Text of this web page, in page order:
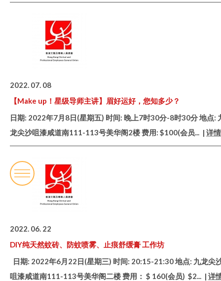
2022. 07. 08
【Make up！星级导师主讲】眉好运好，您知多少？
日期: 2022年7月8日(星期五) 时间: 晚上7时30分-8时30分 地点:
龙尖沙咀漆咸道南111-113号美华阁2楼 费用: $100(会员... | 详情
2022. 06. 22
DIY纯天然蚊砖、防蚊喷雾、止痕舒缓膏 工作坊
日期: 2022年6月22日(星期三) 时间: 20:15-21:30 地点: 九龙尖
咀漆咸道南111-113号美华阁二楼 费用： $ 160(会员) $2... | 详